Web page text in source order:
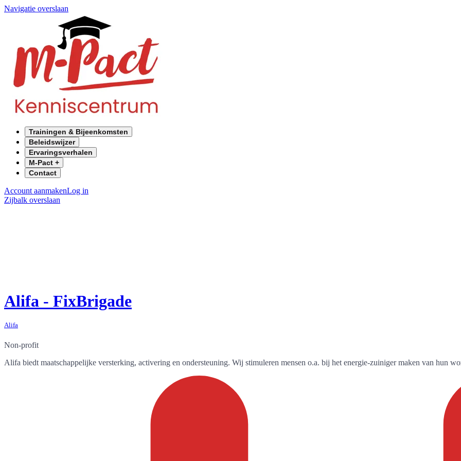
Navigatie overslaan
Trainingen & Bijeenkomsten
Beleidswijzer
Ervaringsverhalen
M-Pact +
Contact
Account aanmakenLog in
Zijbalk overslaan
Alifa - FixBrigade
Alifa
Non-profit
Alifa biedt maatschappelijke versterking, activering en ondersteuning. Wij stimuleren mensen o.a. bij het energie-zuiniger maken van hun